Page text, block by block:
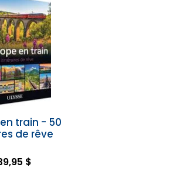
train - 50
de rêve
$